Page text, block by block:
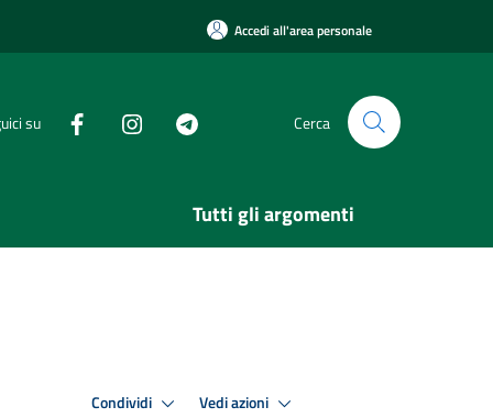
Accedi all'area personale
su Cerca
Tutti gli argomenti
Condividi Vedi azioni